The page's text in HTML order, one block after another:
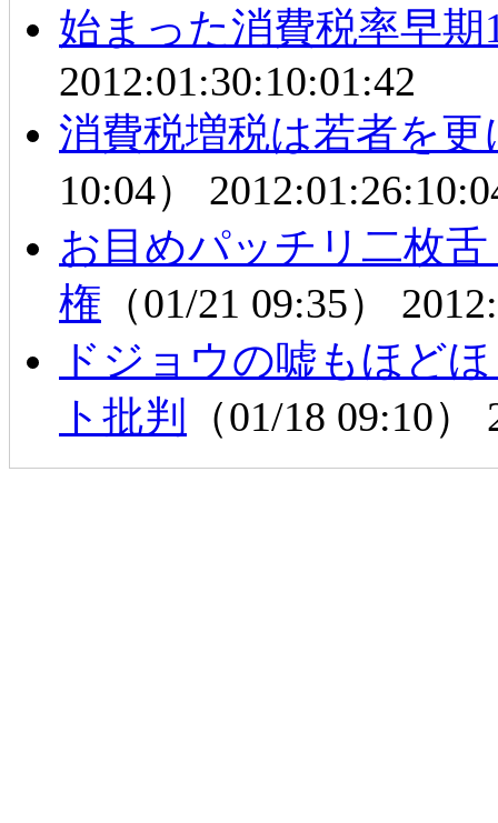
始まった消費税率早期
2012:01:30:10:01:42
消費税増税は若者を
10:04）
お目めパッチリ二枚
権 （01/21 09:35）
ドジョウの嘘もほ
ト批判
（01/18 09:10）